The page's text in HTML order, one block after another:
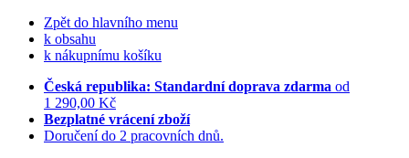
Zpět do hlavního menu
k obsahu
k nákupnímu košíku
Česká republika: Standardní doprava zdarma od
1 290,00 Kč
Bezplatné vrácení zboží
Doručení do 2 pracovních dnů.